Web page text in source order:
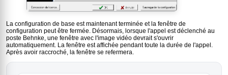
La configuration de base est maintenant terminée et la fenêtre de
configuration peut être fermée. Désormais, lorsque l'appel est déclenché au
poste Behnke, une fenêtre avec l'image vidéo devrait s'ouvrir
automatiquement. La fenêtre est affichée pendant toute la durée de l'appel.
Après avoir raccroché, la fenêtre se refermera.